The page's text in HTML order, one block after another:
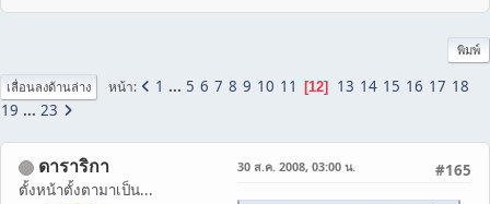
พิมพ์
เลื่อนลงด้านล่าง หน้า 1 ... 5 6 7 8 9 10 11 12 13 14 15 16 17 18
19 ... 23
ดาราริกา
ตั้งหน้าตั้งตามาเป็น...
#165
30 ส.ค. 2008, 03:00 น.